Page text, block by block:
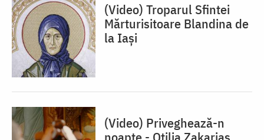
(Video) Troparul Sfintei
Mărturisitoare Blandina de
la Iași
(Video) Priveghează-n